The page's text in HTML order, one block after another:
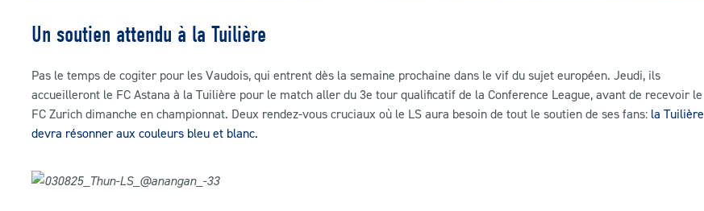
Un soutien attendu à la Tuilière
Pas le temps de cogiter pour les Vaudois, qui entrent dès la semaine prochaine dans le vif du sujet européen. Jeudi, ils
accueilleront le FC Astana à la Tuilière pour le match aller du 3e tour qualificatif de la Conference League, avant de recevoir le
FC Zurich dimanche en championnat. Deux rendez-vous cruciaux où le LS aura besoin de tout le soutien de ses fans: la Tuilière
devra résonner aux couleurs bleu et blanc.